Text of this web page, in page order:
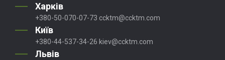
Харків
+380-50-070-07-73 ccktm@ccktm.com
Київ
+380-44-537-34-26 kiev@ccktm.com
Львів